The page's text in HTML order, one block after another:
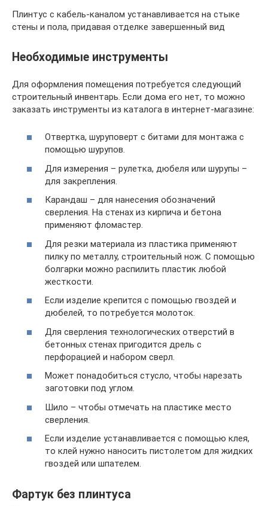
Плинтус с кабель-каналом устанавливается на стыке
стены и пола, придавая отделке завершенный вид
Необходимые инструменты
Для оформления помещения потребуется следующий
строительный инвентарь. Если дома его нет, то можно
заказать инструменты из каталога в интернет-магазине:
Отвертка, шуруповерт с битами для монтажа с
помощью шурупов.
Для измерения – рулетка, дюбеля или шурупы –
для закрепления.
Карандаш – для нанесения обозначений
сверления. На стенах из кирпича и бетона
применяют фломастер.
Для резки материала из пластика применяют
пилку по металлу, строительный нож. С помощью
болгарки можно распилить пластик любой
жесткости.
Если изделие крепится с помощью гвоздей и
дюбелей, то потребуется молоток.
Для сверления технологических отверстий в
бетонных стенах пригодится дрель с
перфорацией и набором сверл.
Может понадобиться стусло, чтобы нарезать
заготовки под углом.
Шило – чтобы отмечать на пластике место
сверления.
Если изделие устанавливается с помощью клея,
то клей нужно наносить пистолетом для жидких
гвоздей или шпателем.
Фартук без плинтуса